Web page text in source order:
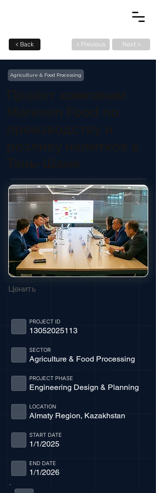
< Back < Previous Next >
Agriculture & Food Processing
Ценить
13052025113
PROJECT ID
Agriculture & Food Processing
SECTOR
Engineering Design & Planning
PROJECT PHASE
Almaty Region, Kazakhstan
LOCATION
1/1/2025
START DATE
1/1/2026
END DATE